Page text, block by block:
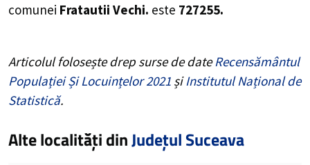
comunei Fratautii Vechi. este 727255.
Articolul folosește drep surse de dateRecensământul
Populației Și Locuințelor 2021 șiInstitutul Național de
Statistică.
Alte localități dinJudețul Suceava